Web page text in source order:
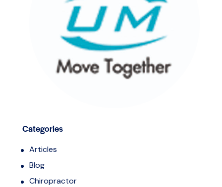
Categories
Articles
Blog
Chiropractor